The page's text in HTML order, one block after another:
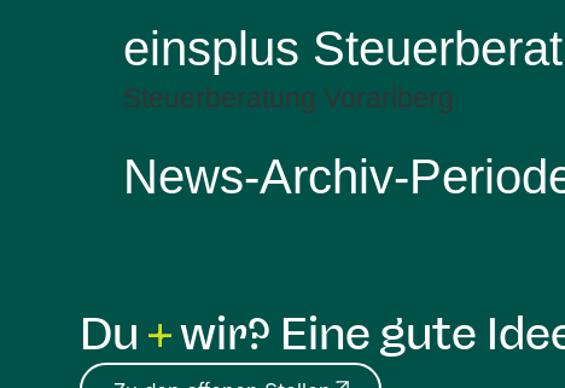
einsplus
Steuerberatung Vorarlberg
News-Archiv-
Du wir? Eine gute